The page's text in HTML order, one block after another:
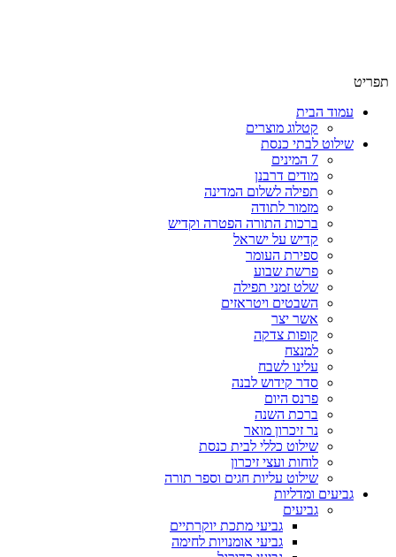
תפריט
עמוד הבית
קטלוג מוצרים
שילוט לבתי כנסת
7 המינים
מודים דרבנן
תפילה לשלום המדינה
מזמור לתודה
ברכות התורה הפטרה וקדיש
קדיש על ישראל
ספירת העומר
פרשת שבוע
שלט זמני תפילה
השבטים ויטראזים
אשר יצר
קופות צדקה
למנצח
עלינו לשבח
סדר קידוש לבנה
פרנס היום
ברכת השנה
נר זיכרון מואר
שילוט כללי לבית כנסת
לוחות ועצי זיכרון
שילוט עליות חגים וספר תורה
גביעים ומדליות
גביעים
גביעי מתכת יוקרתיים
גביעי אומנויות לחימה